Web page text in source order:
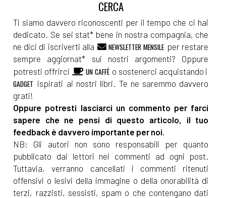
Ti siamo davvero riconoscenti per il tempo che ci hai
dedicato. Se sei stat* bene in nostra compagnia, che
ne dici di iscriverti alla
NEWSLETTER MENSILE per restare
sempre aggiornat* sui nostri argomenti? Oppure
potresti offrirci
UN CAFFÈ o sostenerci acquistando i
GADGET ispirati ai nostri libri. Te ne saremmo davvero
grati!
Oppure potresti lasciarci un commento per farci
sapere che ne pensi di questo articolo, il tuo
feedback è davvero importante per noi.
NB: Gli autori non sono responsabili per quanto
pubblicato dai lettori nei commenti ad ogni post.
Tuttavia, verranno cancellati i commenti ritenuti
offensivi o lesivi della immagine o della onorabilità di
terzi, razzisti, sessisti, spam o che contengano dati